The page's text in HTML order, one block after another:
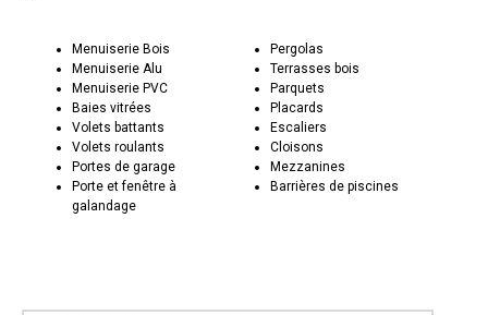
Menuiserie Bois
Menuiserie Alu
Menuiserie PVC
Baies vitrées
Volets battants
Volets roulants
Portes de garage
Porte et fenêtre à
galandage
Pergolas
Terrasses bois
Parquets
Placards
Escaliers
Cloisons
Mezzanines
Barrières de piscines